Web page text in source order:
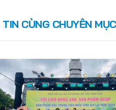
TIN CÙNG CHUYÊN MỤC